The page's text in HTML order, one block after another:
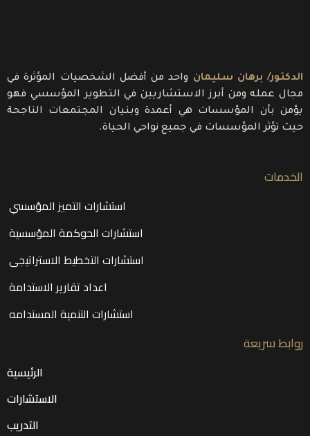
الدكتور/ برهان سليمان واحد من أفضل الشخصيات المؤثرة في
مجال عمله ومن أبرز الاستشاريين في التطوير المؤسسي فهو
يؤمن بأن المؤسسات هي أعمدة وبنيان المجتمعات الناجحة
حيث تؤثر المؤسسات في جميع نواحي الحياة.
الخدمات
استشارات التميز المؤسسي
استشارات الحوكمة المؤسسية
استشارات التخطيط الاستراتيجى
اعداد تقارير الاستدامة
استشارات التنمية المستدامه
روابط سريعة
الرئيسية
الاستشارات
التدريب